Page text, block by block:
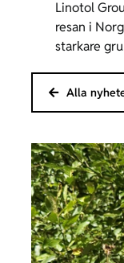
Linotol
resan i
starkare
Alla